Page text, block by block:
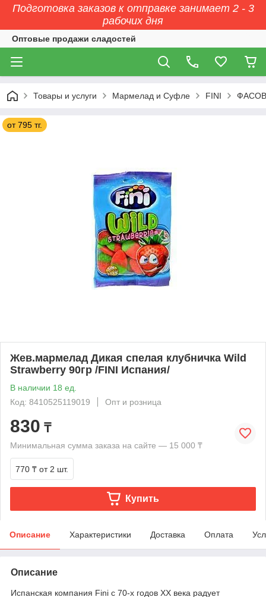
Подготовка заказов к отправке занимает 2 - 3
рабочих дня
Оптовые продажи сладостей
Товары и услуги Мармелад и Суфле FINI
от 795 тг.
Жев.мармелад Дикая спелая клубничка Wild
Strawberry 90гр /FINI Испания/
В наличии 18 ед.
Код: 8410525119019
Опт и розница
830 ₸
Минимальная сумма заказа на сайте — 15 000 ₸
770 ₸ от 2 шт.
Купить
Описание Характеристики Доставка Оплата
Описание
Испанская компания Fini с 70-х годов XX века радует